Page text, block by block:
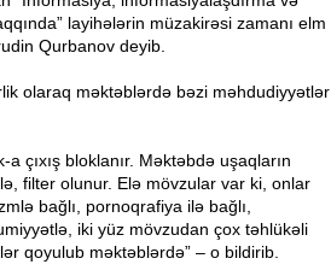
layihələrin müzakirəsi zamanı elm
Qurbanov deyib.
olaraq məktəblərdə bəzi məhdudiyyətlər
çıxış bloklanır. Məktəbdə uşaqların
filter olunur. Elə mövzular var ki, onlar
bağlı, pornoqrafiya ilə bağlı,
iki yüz mövzudan çox təhlükəli
qoyulub məktəblərdə” – o bildirib.